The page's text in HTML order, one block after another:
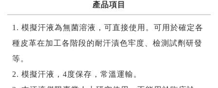
產品項目
1. 模擬汗液為無菌溶液，可直接使用。可用於確定各
種皮革在加工各階段的耐汗漬色牢度、檢測試劑研發
等。
2. 模擬汗液， 4度保存，常溫運輸。